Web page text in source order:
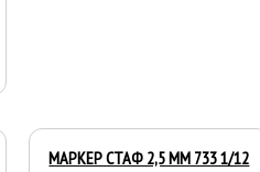
МАРКЕР СТАФ 2,5 ММ 733 1/12